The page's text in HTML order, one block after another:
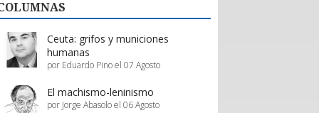
Estos esfuerzos deben ser acompañados y
pública y programas de promoción eficientes de
parte de Sernatur.
Ceuta: grifos y municiones
humanas
por Eduardo Pino el 07 Agosto
El machismo-leninismo
por Jorge Abasolo el 06 Agosto